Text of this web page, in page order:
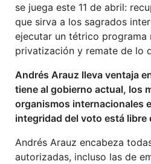
se juega este 11 de abril:
que sirva a los sagrados
ejecutar un tétrico programa
privatización y remate de lo
Andrés Arauz lleva ventaja
tiene al gobierno actual, los
organismos internacionales
integridad del voto está libre
Andrés Arauz encabeza
autorizadas, incluso las de